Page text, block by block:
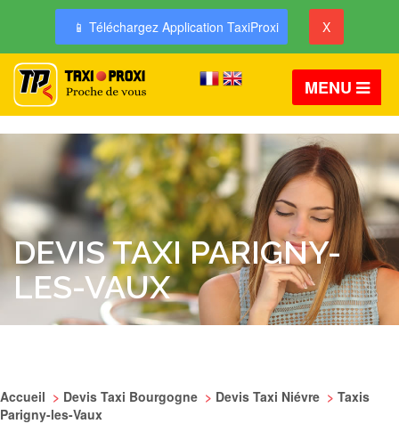
📱 Téléchargez Application TaxiProxi X
MENU
DEVIS TAXI PARIGNY-
LES-VAUX
Accueil > Devis Taxi Bourgogne > Devis Taxi Niévre > Taxis
Parigny-les-Vaux